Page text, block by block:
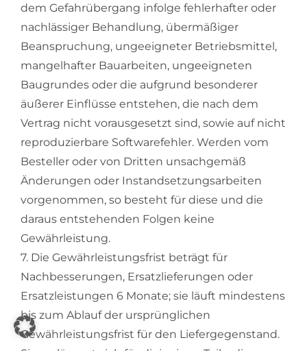
dem Gefahrübergang infolge fehlerhafter oder
nachlässiger Behandlung, übermäßiger
Beanspruchung, ungeeigneter Betriebsmittel,
mangelhafter Bauarbeiten, ungeeigneten
Baugrundes oder die aufgrund besonderer
äußerer Einflüsse entstehen, die nach dem
Vertrag nicht vorausgesetzt sind, sowie auf nicht
reproduzierbare Softwarefehler. Werden vom
Besteller oder von Dritten unsachgemäß
Änderungen oder Instandsetzungsarbeiten
vorgenommen, so besteht für diese und die
daraus entstehenden Folgen keine
Gewährleistung.
7. Die Gewährleistungsfrist beträgt für
Nachbesserungen, Ersatzlieferungen oder
Ersatzleistungen 6 Monate; sie läuft mindestens
bis zum Ablauf der ursprünglichen
Gewährleistungsfrist für den Liefergegenstand.